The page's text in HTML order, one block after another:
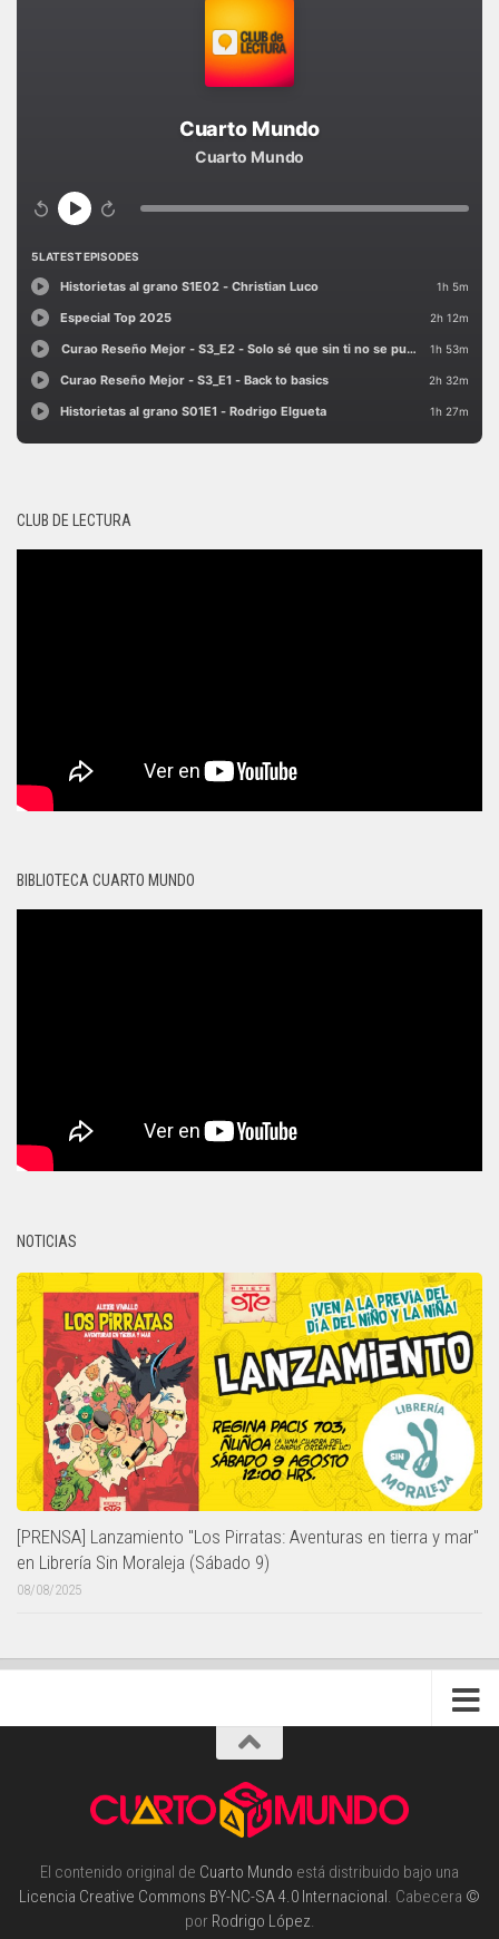
CLUB DE LECTURA
BIBLIOTECA CUARTO MUNDO
NOTICIAS
[PRENSA] Lanzamiento "Los Pirratas: Aventuras en tierra y mar"
en Librería Sin Moraleja (Sábado 9)
08/08/2025
El contenido original de Cuarto Mundo está distribuido bajo una
Licencia Creative Commons BY-NC-SA 4.0 Internacional. Cabecera ©
por Rodrigo López.